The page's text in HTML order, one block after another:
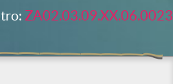
ZA02.03.09.XX.06.0023